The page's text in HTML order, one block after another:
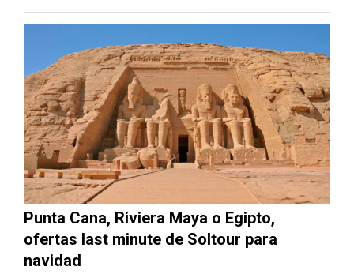
Punta Cana, Riviera Maya o Egipto,
ofertas last minute de Soltour para
navidad